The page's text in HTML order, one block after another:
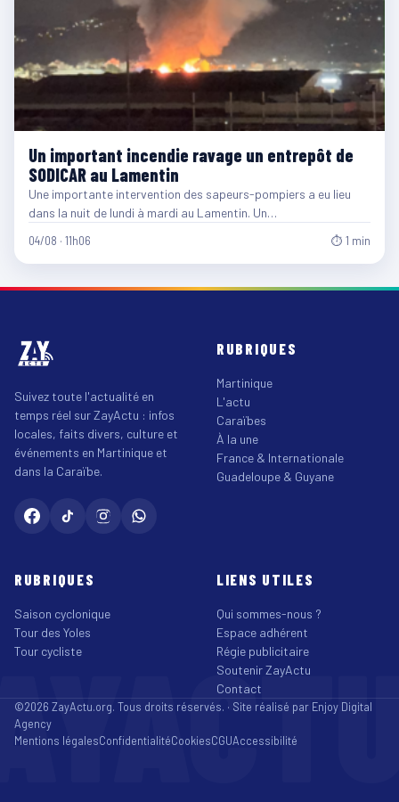
Un important incendie ravage un entrepôt de
SODICAR au Lamentin
Une importante intervention des sapeurs-pompiers a eu lieu
dans la nuit de lundi à mardi au Lamentin. Un…
04/08 · 11h06 ⏱ 1 min
Suivez toute l'actualité en
temps réel sur ZayActu : infos
locales, faits divers, culture et
événements en Martinique et
dans la Caraïbe.
RUBRIQUES
Martinique
L'actu
Caraïbes
À la une
France & Internationale
Guadeloupe & Guyane
RUBRIQUES
Saison cyclonique
Tour des Yoles
Tour cycliste
LIENS UTILES
Qui sommes-nous ?
Espace adhérent
Régie publicitaire
Soutenir ZayActu
Contact
©2026 ZayActu.org. Tous droits réservés. · Site réalisé par Enjoy Digital
Agency
Mentions légalesConfidentialitéCookiesCGUAccessibilité